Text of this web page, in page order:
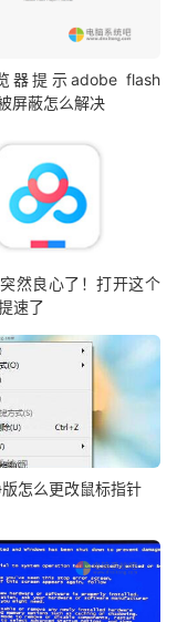
器提示adobe flash
屏蔽怎么解决
然良心了！打开这个
速了
怎么更改鼠标指针